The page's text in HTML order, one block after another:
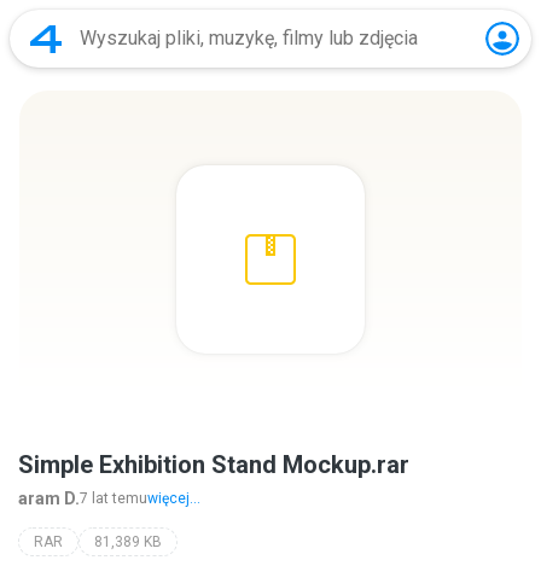
Simple Exhibition Stand Mockup.rar
aram D.7 lat temuwięcej...
RAR 81,389 KB